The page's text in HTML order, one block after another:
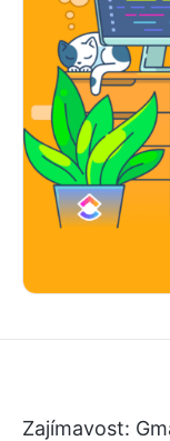
Zajímavost: